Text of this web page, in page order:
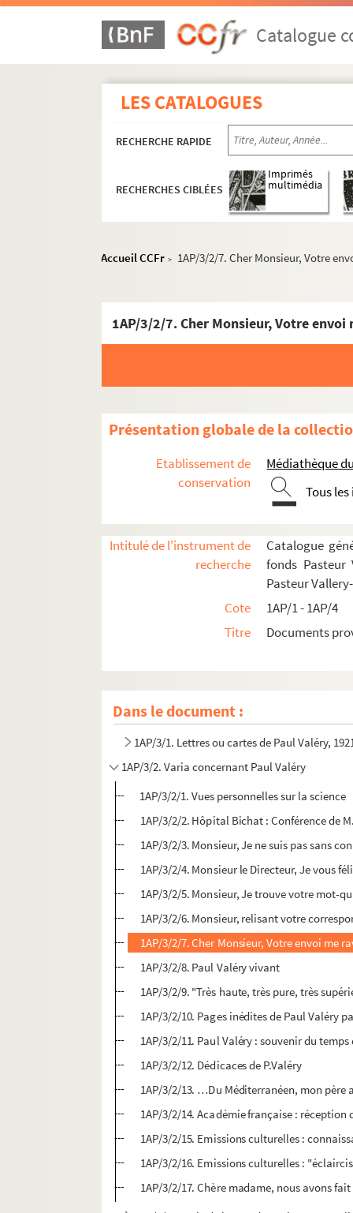
Catalogue
LES CATALOGUES
RECHERCHE RAPIDE
RECHERCHES CIBLÉES
Imprimés
multimédia
Accueil CCFr > 1AP/3/2/7. Cher Monsieur, Votre
Présentation globale de la
Etablissement de
conservation
Médiathèque
Tous
Intitulé de l'instrument de
recherche
Catalogue
fonds Pasteur
Pasteur
Cote
1AP/1 - 1AP/4
Titre
Documents
Dans le document :
1AP/1/1. Lettres ou notes de Louis Pasteur
1AP/1/2. Lettres ou notes de Louis Pasteur
1AP/2/1. Lettres du Général De Gaulle au Pr.
1AP/2/2. Lettres concernant le Général de
1AP/3/1. Lettres ou cartes de Paul Valéry,
1AP/3/2. Varia concernant Paul Valéry
1AP/3/2/1. Vues personnelles sur la science
1AP/3/2/2. Hôpital Bichat : Conférence de
1AP/3/2/3. Monsieur, Je ne suis pas sans
1AP/3/2/4. Monsieur le Directeur, Je vous
1AP/3/2/5. Monsieur, Je trouve votre mot-
1AP/3/2/6. Monsieur, relisant votre
1AP/3/2/7. Cher Monsieur, Votre envoi me
1AP/3/2/8. Paul Valéry vivant
1AP/3/2/9. "Très haute, très pure, très
1AP/3/2/10. Pages inédites de Paul Valéry
1AP/3/2/11. Paul Valéry : souvenir du
1AP/3/2/12. Dédicaces de P.Valéry
1AP/3/2/13. …Du Méditerranéen, mon
1AP/3/2/14. Académie française : réception
1AP/3/2/15. Emissions culturelles :
1AP/3/2/16. Emissions culturelles :
1AP/3/2/17. Chère madame, nous avons